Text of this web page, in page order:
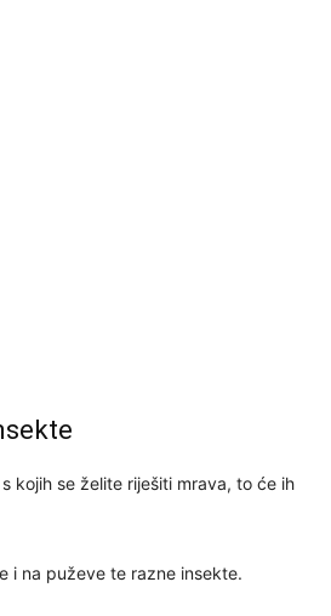
kojih se želite riješiti mrava, to će ih
i na puževe te razne insekte.